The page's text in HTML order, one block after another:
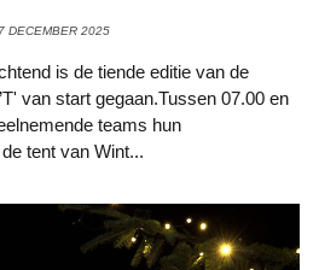
DECEMBER 2025
is de tiende editie van de
van start gegaan.Tussen 07.00 en
teams hun
tent van Wint...